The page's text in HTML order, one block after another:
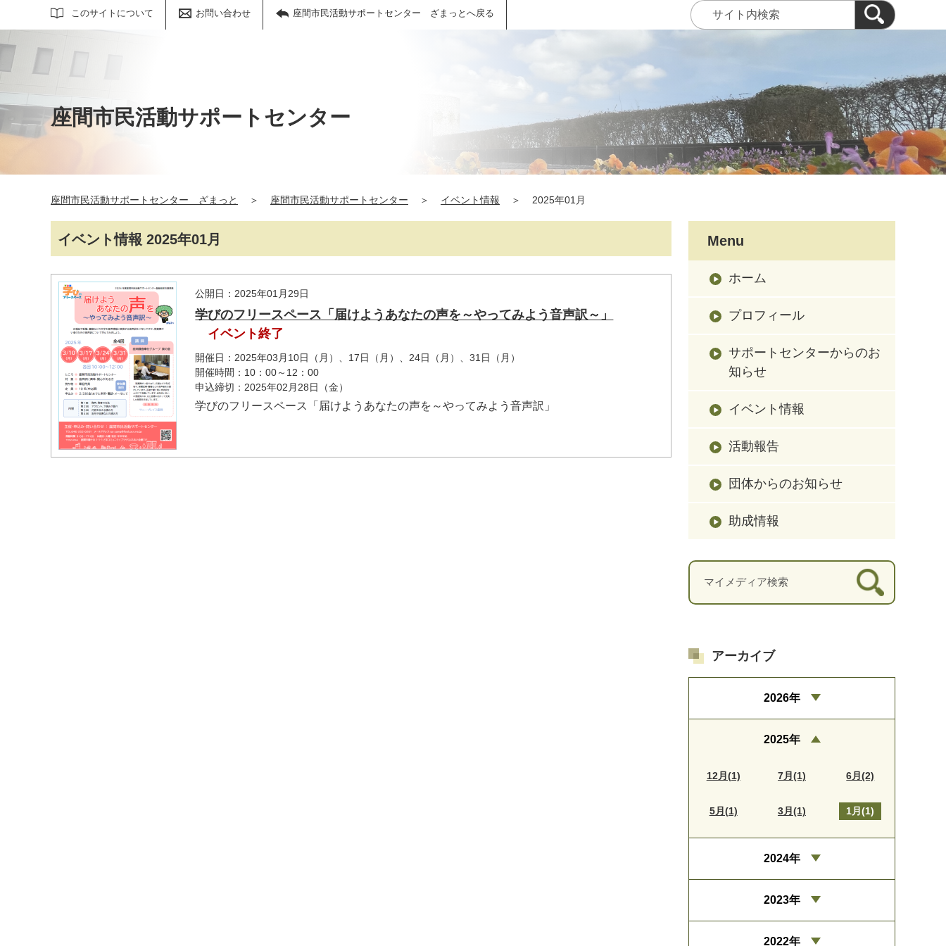
このサイトについて お問い合わせ 座間市民活動サポートセンター ざまっとへ戻る
サイト内検索
座間市民活動サポートセンター
座間市民活動サポートセンター ざまっと ＞ 座間市民活動サポートセンター ＞ イベント情報 ＞ 2025年01月
イベント情報 2025年01月
公開日：2025年01月29日
学びのフリースペース「届けようあなたの声を～やってみよう音声訳～」
イベント終了
開催日：2025年03月10日（月）、17日（月）、24日（月）、31日（月）
開催時間：10：00～12：00
申込締切：2025年02月28日（金）
学びのフリースペース「届けようあなたの声を～やってみよう音声訳」
Menu
ホーム
プロフィール
サポートセンターからのお
知らせ
イベント情報
活動報告
団体からのお知らせ
助成情報
アーカイブ
2026年
2025年
12月(1) 7月(1) 6月(2)
5月(1) 3月(1) 1月(1)
2024年
2023年
2022年